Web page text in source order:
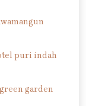
puri indah
garden